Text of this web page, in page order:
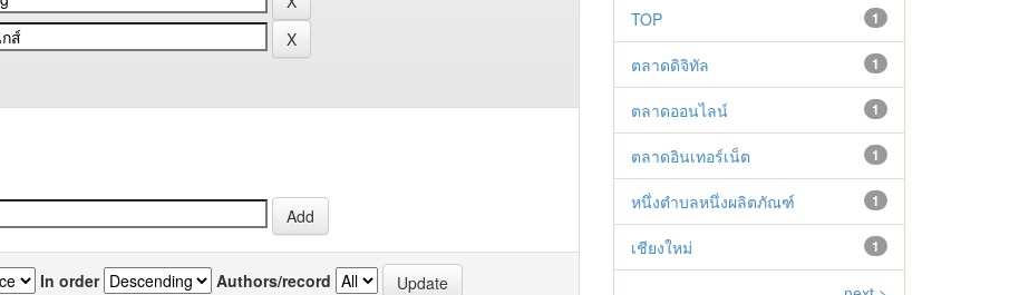
In order Authors/record
1
TOP
1
ตลาดดิจิทัล
1
ตลาดออนไลน์
1
ตลาดอินเทอร์เน็ต
1
หนึ่งตำบลหนึ่งผลิตภัณฑ์
1
เชียงใหม่